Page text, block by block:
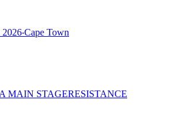
Town
MAIN STAGERESISTANCE